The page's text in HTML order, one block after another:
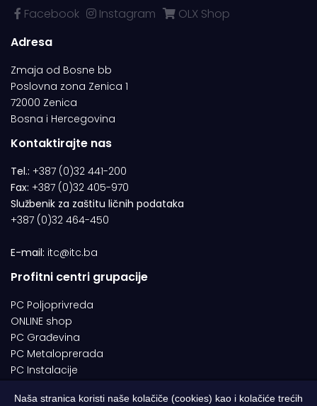
Facebook Instagram
OLX Shop
Adresa
Zmaja od Bosne bb
Poslovna zona Zenica 1
72000 Zenica
Bosna i Hercegovina
Kontaktirajte nas
Tel.: +387 (0)32 441-200
Fax: +387 (0)32 405-970
Službenik za zaštitu ličnih podataka
+387 (0)32 464-450
E-mail: itc@itc.ba
Profitni centri grupacije
PC Poljoprivreda
ONLINE shop
PC Građevina
PC Metaloprerada
PC Instalacije
Naša stranica koristi naše kolačiče (cookies) kao i kolačiće trećih